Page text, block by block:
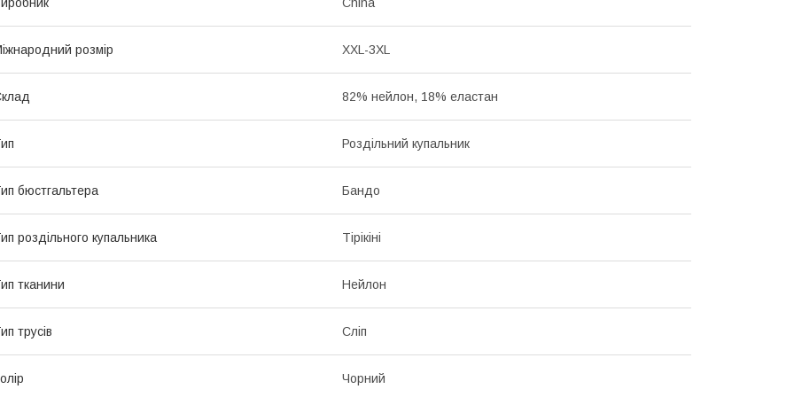
розмір XXL-3XL
82% нейлон, 18% еластан
Роздільний купальник
бюстгальтера Бандо
роздільного купальника Тірікіні
тканини Нейлон
трусів Сліп
Чорний